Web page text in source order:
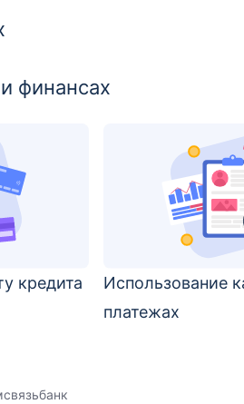
финансах
кредита
Использование
платежах